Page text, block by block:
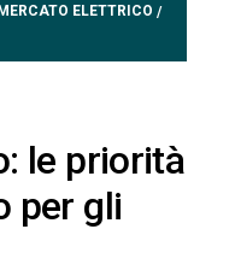
MERCATO ELETTRICO /
le priorità
per gli